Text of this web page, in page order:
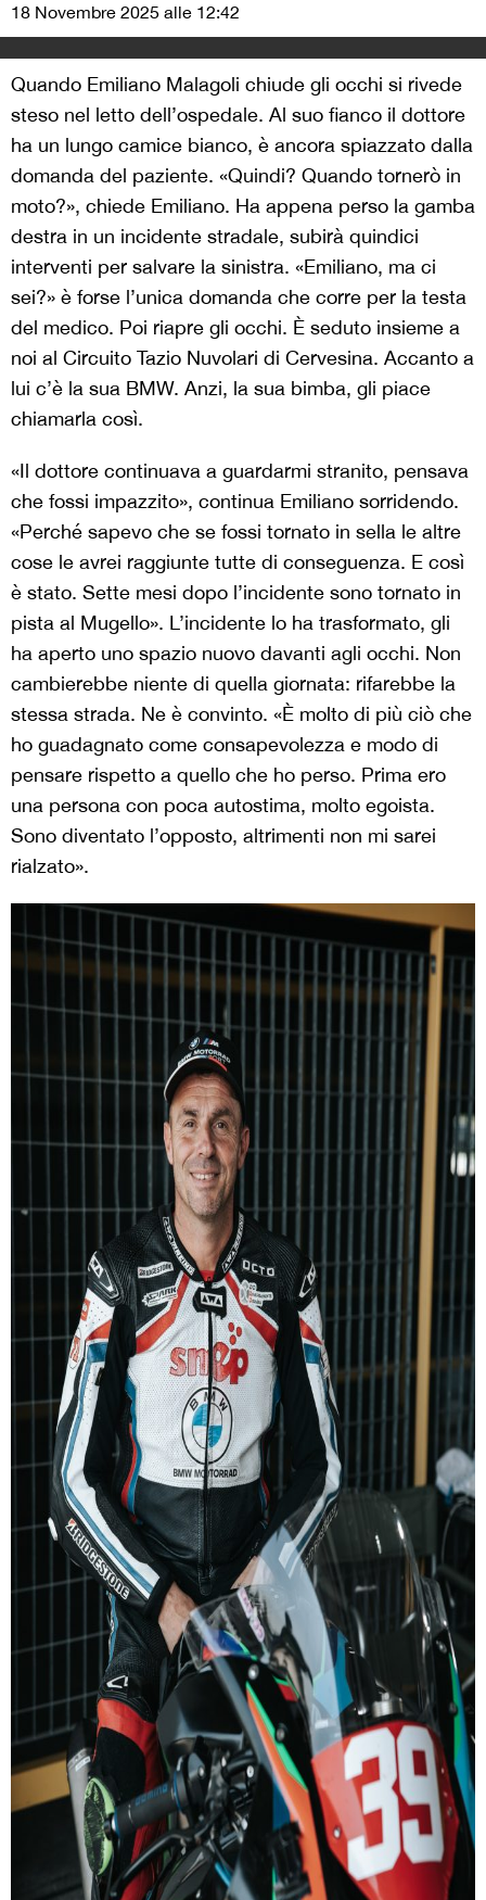
18 Novembre 2025 alle 12:42
Quando Emiliano Malagoli chiude gli occhi si rivede
steso nel letto dell’ospedale. Al suo fianco il dottore
ha un lungo camice bianco, è ancora spiazzato dalla
domanda del paziente. «Quindi? Quando tornerò in
moto?», chiede Emiliano. Ha appena perso la gamba
destra in un incidente stradale, subirà quindici
interventi per salvare la sinistra. «Emiliano, ma ci
sei?» è forse l’unica domanda che corre per la testa
del medico. Poi riapre gli occhi. È seduto insieme a
noi al Circuito Tazio Nuvolari di Cervesina. Accanto a
lui c’è la sua BMW. Anzi, la sua bimba, gli piace
chiamarla così.
«Il dottore continuava a guardarmi stranito, pensava
che fossi impazzito», continua Emiliano sorridendo.
«Perché sapevo che se fossi tornato in sella le altre
cose le avrei raggiunte tutte di conseguenza. E così
è stato. Sette mesi dopo l’incidente sono tornato in
pista al Mugello». L’incidente lo ha trasformato, gli
ha aperto uno spazio nuovo davanti agli occhi. Non
cambierebbe niente di quella giornata: rifarebbe la
stessa strada. Ne è convinto. «È molto di più ciò che
ho guadagnato come consapevolezza e modo di
pensare rispetto a quello che ho perso. Prima ero
una persona con poca autostima, molto egoista.
Sono diventato l’opposto, altrimenti non mi sarei
rialzato».